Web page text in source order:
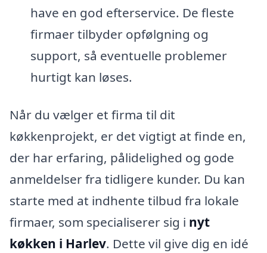
have en god efterservice. De fleste
firmaer tilbyder opfølgning og
support, så eventuelle problemer
hurtigt kan løses.
Når du vælger et firma til dit
køkkenprojekt, er det vigtigt at finde en,
der har erfaring, pålidelighed og gode
anmeldelser fra tidligere kunder. Du kan
starte med at indhente tilbud fra lokale
firmaer, som specialiserer sig i nyt
køkken i Harlev. Dette vil give dig en idé